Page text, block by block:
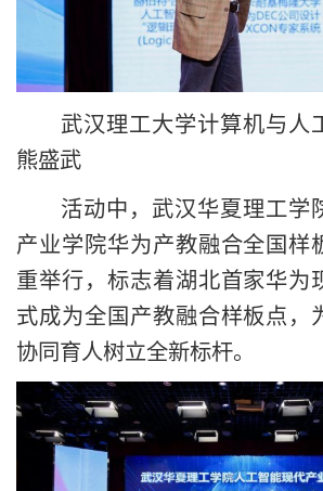
武汉理工大学计算机与人
熊盛武
活动中，武汉华夏理工学
产业学院华为产教融合全国样
重举行，标志着湖北首家华为
式成为全国产教融合样板点，
协同育人树立全新标杆。